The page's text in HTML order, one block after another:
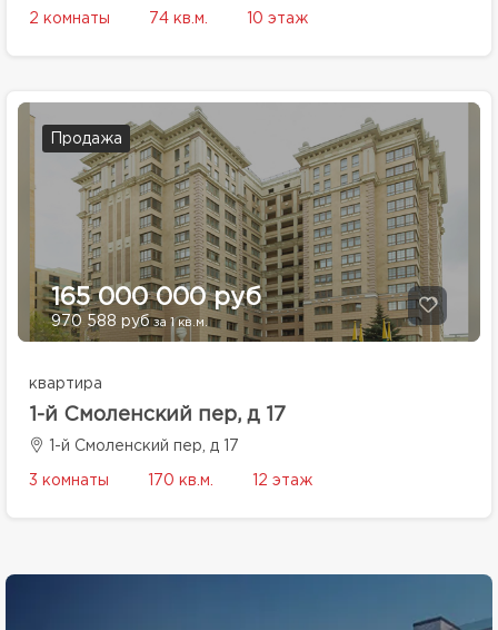
2 комнаты 74 кв.м. 10 этаж
Продажа
165 000 000 руб
970 588 руб за 1 кв.м.
квартира
1-й Смоленский пер, д 17
1-й Смоленский пер, д 17
3 комнаты 170 кв.м. 12 этаж